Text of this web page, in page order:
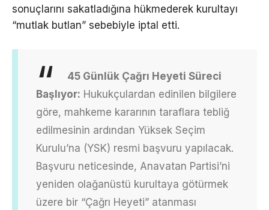
sonuçlarını sakatladığına hükmederek kurultayı
“mutlak butlan” sebebiyle iptal etti.
45 Günlük Çağrı Heyeti Süreci
Başlıyor: Hukukçulardan edinilen bilgilere
göre, mahkeme kararının taraflara tebliğ
edilmesinin ardından Yüksek Seçim
Kurulu’na (YSK) resmi başvuru yapılacak.
Başvuru neticesinde, Anavatan Partisi’ni
yeniden olağanüstü kurultaya götürmek
üzere bir “Çağrı Heyeti” atanması